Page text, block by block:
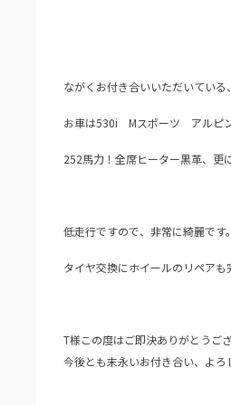
ながくお付き合いいただいている
お車は530i Mスポーツ アルピン
252馬力！全席ヒーター黒革、更
低走行ですので、非常に綺麗です。
タイヤ交換にホイールのリペアも
T様この度はご即決ありがとうござ
今後とも末永いお付き合い、よろ